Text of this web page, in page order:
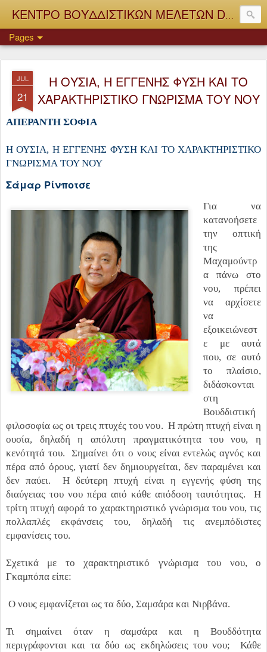
ΚΕΝΤΡΟ ΒΟΥΔΔΙΣΤΙΚΩΝ ΜΕΛΕΤΩΝ Dhagpo Rigdrol Ling
Pages
JUL
21
Η ΟΥΣΙΑ, Η ΕΓΓΕΝΗΣ ΦΥΣΗ ΚΑΙ ΤΟ
ΧΑΡΑΚΤΗΡΙΣΤΙΚΟ ΓΝΩΡΙΣΜΑ ΤΟΥ ΝΟΥ
ΑΠΕΡΑΝΤΗ ΣΟΦΙΑ
Η ΟΥΣΙΑ, Η ΕΓΓΕΝΗΣ ΦΥΣΗ ΚΑΙ ΤΟ ΧΑΡΑΚΤΗΡΙΣΤΙΚΟ
ΓΝΩΡΙΣΜΑ ΤΟΥ ΝΟΥ
Σάμαρ Ρίνποτσε
Για να
κατανοήσετε
την οπτική
της
Μαχαμούντρ
α πάνω στο
νου, πρέπει
να αρχίσετε
να
εξοικειώνεστ
ε με αυτά
που, σε αυτό
το πλαίσιο,
διδάσκονται
στη
Βουδδιστική
φιλοσοφία ως οι τρεις πτυχές του νου. Η πρώτη πτυχή είναι η
ουσία, δηλαδή η απόλυτη πραγματικότητα του νου, η
κενότητά του. Σημαίνει ότι ο νους είναι εντελώς αγνός και
πέρα από όρους, γιατί δεν δημιουργείται, δεν παραμένει και
δεν παύει. Η δεύτερη πτυχή είναι η εγγενής φύση της
διαύγειας του νου πέρα ​​από κάθε απόδοση ταυτότητας. Η
τρίτη πτυχή αφορά το χαρακτηριστικό γνώρισμα του νου, τις
πολλαπλές εκφάνσεις του, δηλαδή τις ανεμπόδιστες
εμφανίσεις του.
Σχετικά με το χαρακτηριστικό γνώρισμα του νου, ο
Γκαμπόπα είπε:
Ο νους εμφανίζεται ως τα δύο, Σαμσάρα και Νιρβάνα.
Τι σημαίνει όταν η σαμσάρα και η Βουδδότητα
περιγράφονται και τα δύο ως εκδηλώσεις του νου; Κάθε